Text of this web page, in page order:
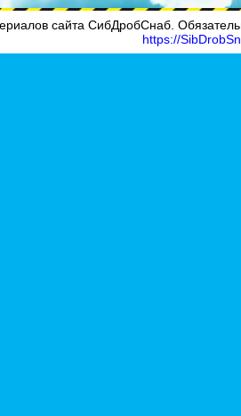
сайта СибДробСнаб.
https://